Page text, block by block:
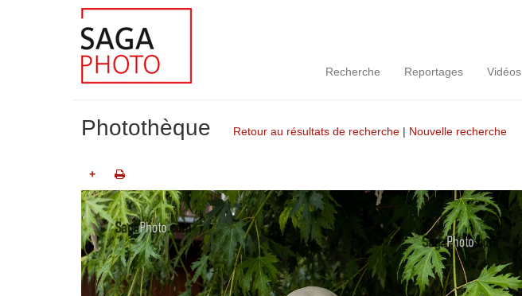
Recherche Reportages Vidéos
Photothèque Retour au résultats de recherche | Nouvelle recherche
+